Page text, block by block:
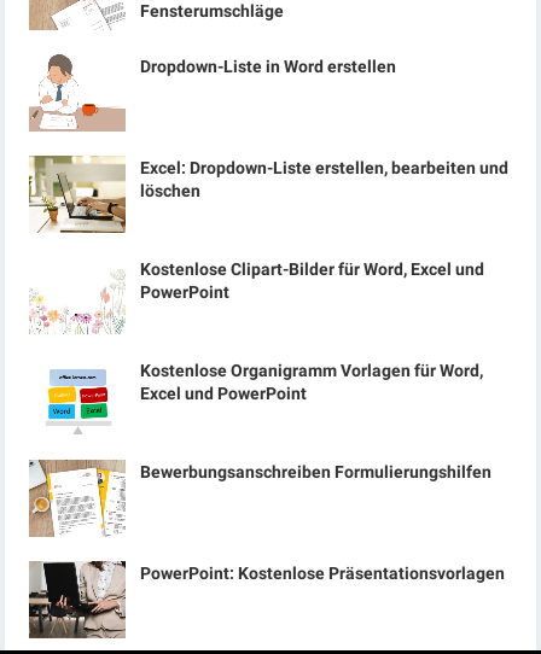
Fensterumschläge
Dropdown-Liste in Word erstellen
Excel: Dropdown-Liste erstellen, bearbeiten und
löschen
Kostenlose Clipart-Bilder für Word, Excel und
PowerPoint
Kostenlose Organigramm Vorlagen für Word,
Excel und PowerPoint
Bewerbungsanschreiben Formulierungshilfen
PowerPoint: Kostenlose Präsentationsvorlagen